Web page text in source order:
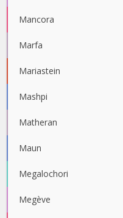
Mancora
Marfa
Mariastein
Mashpi
Matheran
Maun
Megalochori
Megève